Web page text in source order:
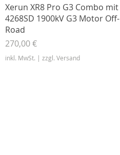
Schnellansicht
Xerun XR8 Pro G3 Combo mit
4268SD 1900kV G3 Motor Off-
Road
Preis
270,00 €
inkl. MwSt. | zzgl. Versand